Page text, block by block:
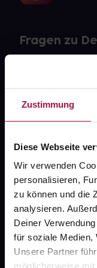
Zustimmung
Diese Webseite
Wir verwenden
personalisieren,
zu können und die
analysieren.
Deiner
für soziale Medien,
Unsere Partner
Fragen zu
Über uns
Karriere